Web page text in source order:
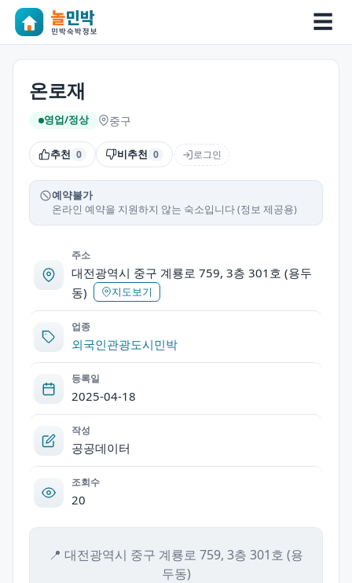
☰
온로재
영업/정상 중구
추천 0 비추천 0 로그인
예약불가
온라인 예약을 지원하지 않는 숙소입니다 (정보 제공용)
주소
대전광역시 중구 계룡로 759, 3층 301호 (용두
동)
지도보기
업종
외국인관광도시민박
등록일
2025-04-18
작성
공공데이터
조회수
20
📍 대전광역시 중구 계룡로 759, 3층 301호 (용
두동)